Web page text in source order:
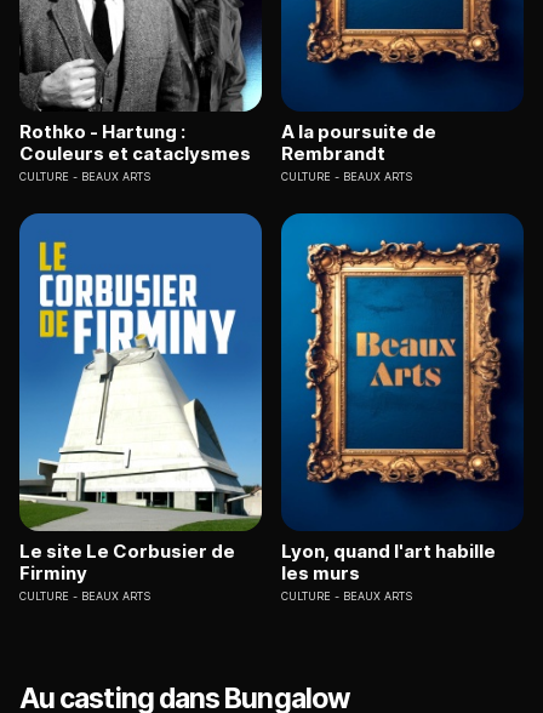
Rothko - Hartung :
Couleurs et cataclysmes
CULTURE BEAUX ARTS
A la poursuite de
Rembrandt
CULTURE BEAUX ARTS
Le site Le Corbusier de
Firminy
CULTURE BEAUX ARTS
Lyon, quand l'art habille
les murs
CULTURE BEAUX ARTS
Au casting dans Bungalow